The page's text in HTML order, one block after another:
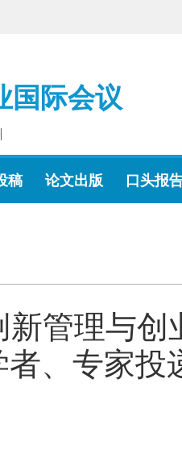
国际会议
稿 论文出版 口头报
新管理与
、专家投